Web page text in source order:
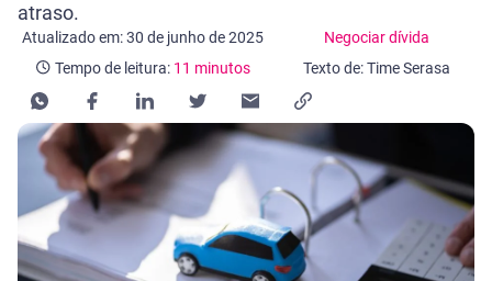
atraso.
Atualizado em: 30 de junho de 2025 Negociar dívida
Categoria Negociar dívida
Tempo de leitura: 11 minutos
Tempo de leitura: 11 minutos
Texto de: Time Serasa